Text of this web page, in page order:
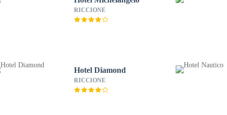
RICCIONE
Hotel Diamond
RICCIONE